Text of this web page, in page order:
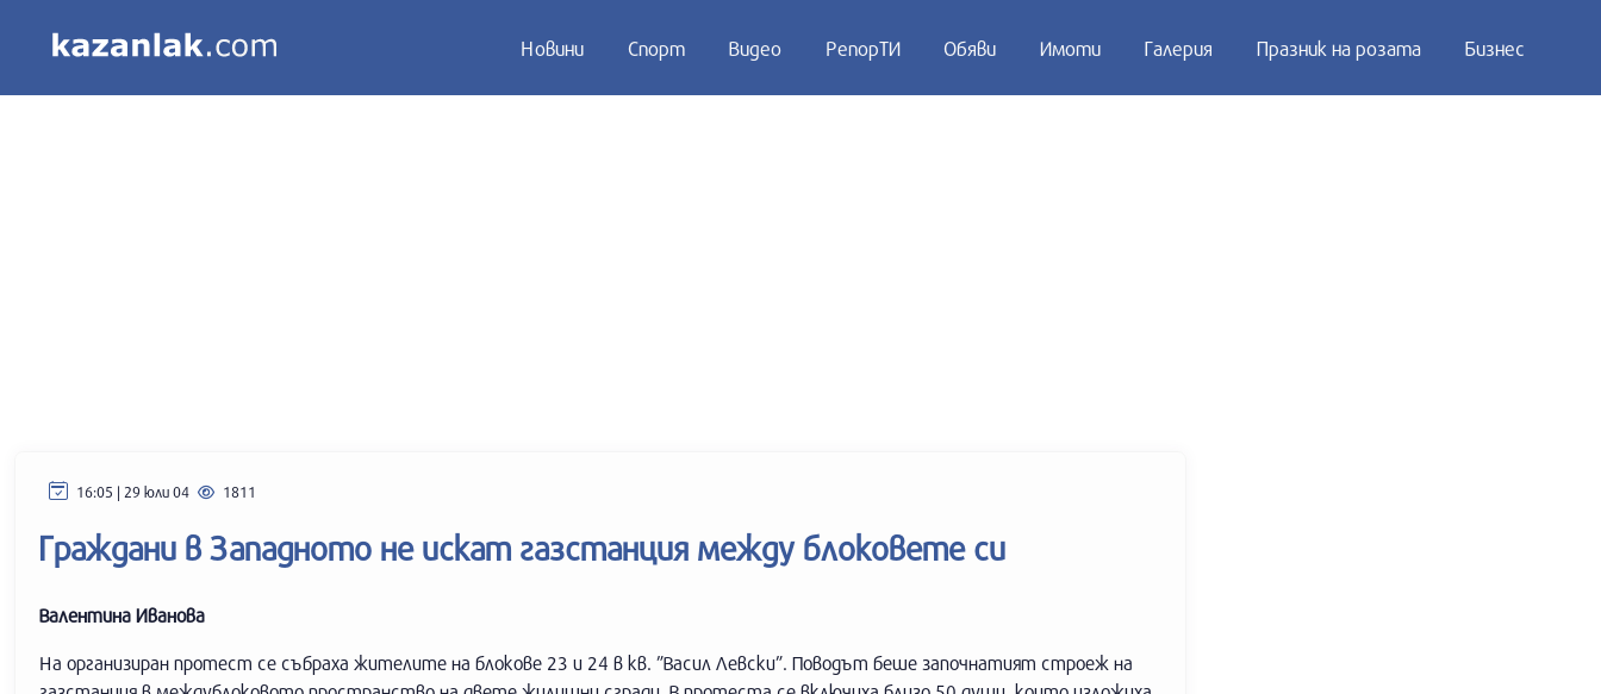
Новини Спорт Видео РепорТИ Обяви Имоти Галерия Празник на розата Бизнес
16:05 | 29 юли 04 1811
Граждани в Западното не искат газстанция между блоковете си
Валентина Иванова
На организиран протест се събраха жителите на блокове 23 и 24 в кв. ”Васил Левски”. Поводът беше започнатият строеж на